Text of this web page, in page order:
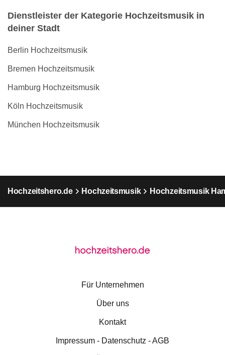
Dienstleister der Kategorie Hochzeitsmusik in
deiner Stadt
Berlin Hochzeitsmusik
Bremen Hochzeitsmusik
Hamburg Hochzeitsmusik
Köln Hochzeitsmusik
München Hochzeitsmusik
Hochzeitshero.de Hochzeitsmusik Hochzeitsmusik
Für Unternehmen
Über uns
Kontakt
Impressum - Datenschutz - AGB